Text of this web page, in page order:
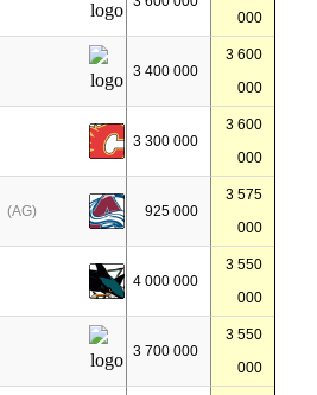
000
3 400 000
3 600
000
3 300 000
3 600
000
(AG) 925 000
3 575
000
4 000 000
3 550
000
3 700 000
3 550
000